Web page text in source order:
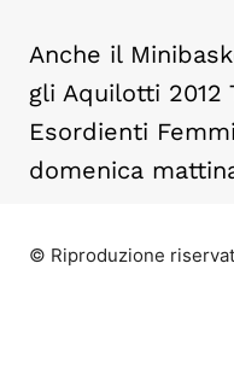
Anche il
gli Aquilotti 2012
Esordienti
domenica
© Riproduzione